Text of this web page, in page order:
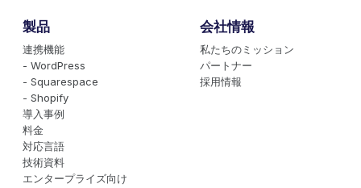
製品
連携機能
- WordPress
- Squarespace
- Shopify
導入事例
料金
対応言語
技術資料
エンタープライズ向け
会社情報
私たちのミッション
パートナー
採用情報